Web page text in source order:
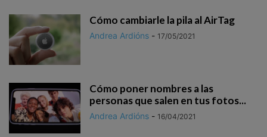
Cómo cambiarle la pila al AirTag
Andrea Ardións - 17/05/2021
Cómo poner nombres a las
personas que salen en tus fotos...
Andrea Ardións - 16/04/2021